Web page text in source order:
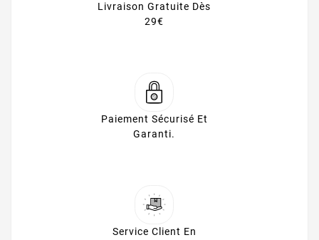
Livraison Gratuite Dès
29€
Paiement Sécurisé Et
Garanti.
Service Client En